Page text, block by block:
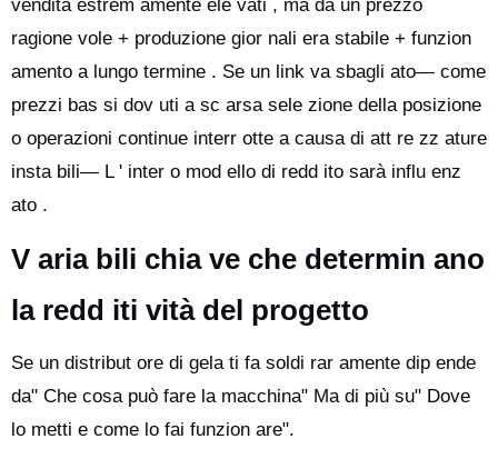
vendita estrem amente ele vati , ma da un prezzo
ragione vole + produzione gior nali era stabile + funzion
amento a lungo termine . Se un link va sbagli ato— come
prezzi bas si dov uti a sc arsa sele zione della posizione
o operazioni continue interr otte a causa di att re zz ature
insta bili— L ' inter o mod ello di redd ito sarà influ enz
ato .
V aria bili chia ve che determin ano
la redd iti vità del progetto
Se un distribut ore di gela ti fa soldi rar amente dip ende
da" Che cosa può fare la macchina" Ma di più su" Dove
lo metti e come lo fai funzion are".